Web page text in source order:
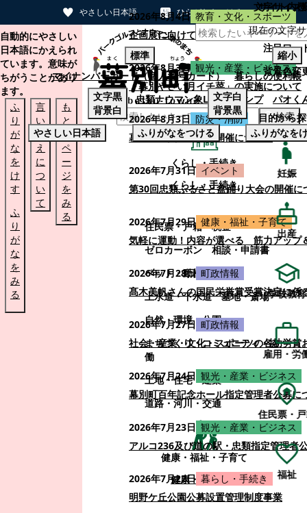
やさしい日本語 ひらがなをつける
本文へスキップする
自動的にやさしい
日本語にかえられ
ています。意味が
ちがうことがあり
ます。
ふ
り
が
な
を
け
す
ふ
り
が
な
を
み
る
言
い
替
え
に
つ
い
て
も
と
の
ペ
ー
ジ
を
み
る
検索
くらし・手続き
くらし・手続き
住民票・戸籍
税金
ゼロカーボン
相談・申請書
ペット・動植物
ごみ
上水道・下水道
墓地・斎場
自然・環境・公園
まちづくり・コミュニティ・協
働
土地・住宅・建築
道路・河川・交通
健康・福祉・子育て
健康・福祉・子育て
2026年8月4日 教育・文化・スポーツ
企画展に向けて：安東ウメ子さんとの思
2026年8月3日 観光・産業・ビジネス
「幕別やさい月イチ菜」の実施について
2026年8月3日 防災・消防
幕別町防災フェアの開催について
2026年7月31日 イベント
第30回忠類ふるさと盆踊り大会の開催に
2026年7月29日 健康・福祉・子育て
気軽に運動！内容が選べる 筋力アップ
2026年7月28日 町政情報
髙木美帆さんの国民栄誉賞受賞決定に係
2026年7月27日 町政情報
社会・産業・文化・スポーツの各功労
2026年7月24日 観光・産業・ビジネス
幕別町百年記念ホール指定管理者公募に
2026年7月23日 観光・産業・ビジネス
アルコ236及び道の駅・忠類指定管理者
2026年7月22日 暮らし・手続き
明野ケ丘公園公募設置管理制度事業
サイト内
注目ワー
マイナンバーカード（個人番号カード）
暮らしの便利帳
忠類ナウマン象LINEスタンプ
パオく
目的から
妊娠
出産
学校教育
雇用・労
住民票・
福祉
文字サイズ
現在の文字
標準
縮小
背景色変
文字黒
背景白
文字白
背景黒
やさしい日本語
ふりがなをつける ふりがなを